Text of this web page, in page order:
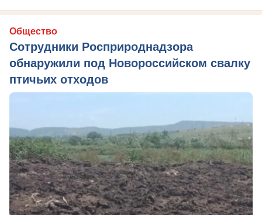
Общество
Сотрудники Росприроднадзора
обнаружили под Новороссийском свалку
птичьих отходов